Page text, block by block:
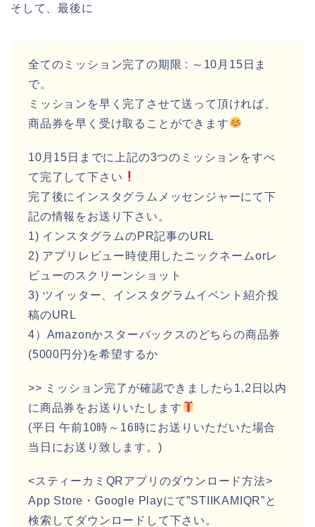
そして、最後に
全てのミッション完了の期限 : ～10月15日ま
で。
ミッションを早く完了させて送って頂ければ、
商品券を早く受け取ることができます
10月15日までに上記の3つのミッションをすべ
て完了して下さい
完了後にインスタグラムメッセンジャーにて下
記の情報をお送り下さい。
1) インスタグラムのPR記事のURL
2) アプリレビュー時使用したニックネームorレ
ビューのスクリーンショット
3) ツイッター、インスタグラムイベント紹介投
稿のURL
4）Amazonかスターバックスのどちらの商品券
(5000円分)を希望するか
>> ミッション完了が確認できましたら1,2日以内
に商品券をお送りいたします
(平日 午前10時～16時にお送りいただいた場合
当日にお送り致します。)
<スティーカミQRアプリのダウンロード方法>
App Store・Google Playにて”STIIKAMIQR”と
検索してダウンロードして下さい。